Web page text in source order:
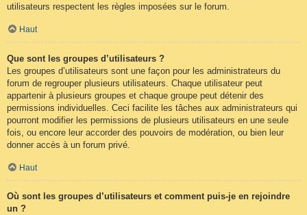
utilisateurs respectent les règles imposées sur le forum.
Haut
Que sont les groupes d’utilisateurs ?
Les groupes d’utilisateurs sont une façon pour les administrateurs du
forum de regrouper plusieurs utilisateurs. Chaque utilisateur peut
appartenir à plusieurs groupes et chaque groupe peut détenir des
permissions individuelles. Ceci facilite les tâches aux administrateurs qui
pourront modifier les permissions de plusieurs utilisateurs en une seule
fois, ou encore leur accorder des pouvoirs de modération, ou bien leur
donner accès à un forum privé.
Haut
Où sont les groupes d’utilisateurs et comment puis-je en rejoindre
un ?